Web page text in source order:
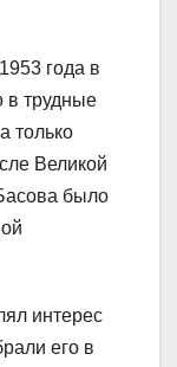
года в
в трудные
только
Великой
было
интерес
его в